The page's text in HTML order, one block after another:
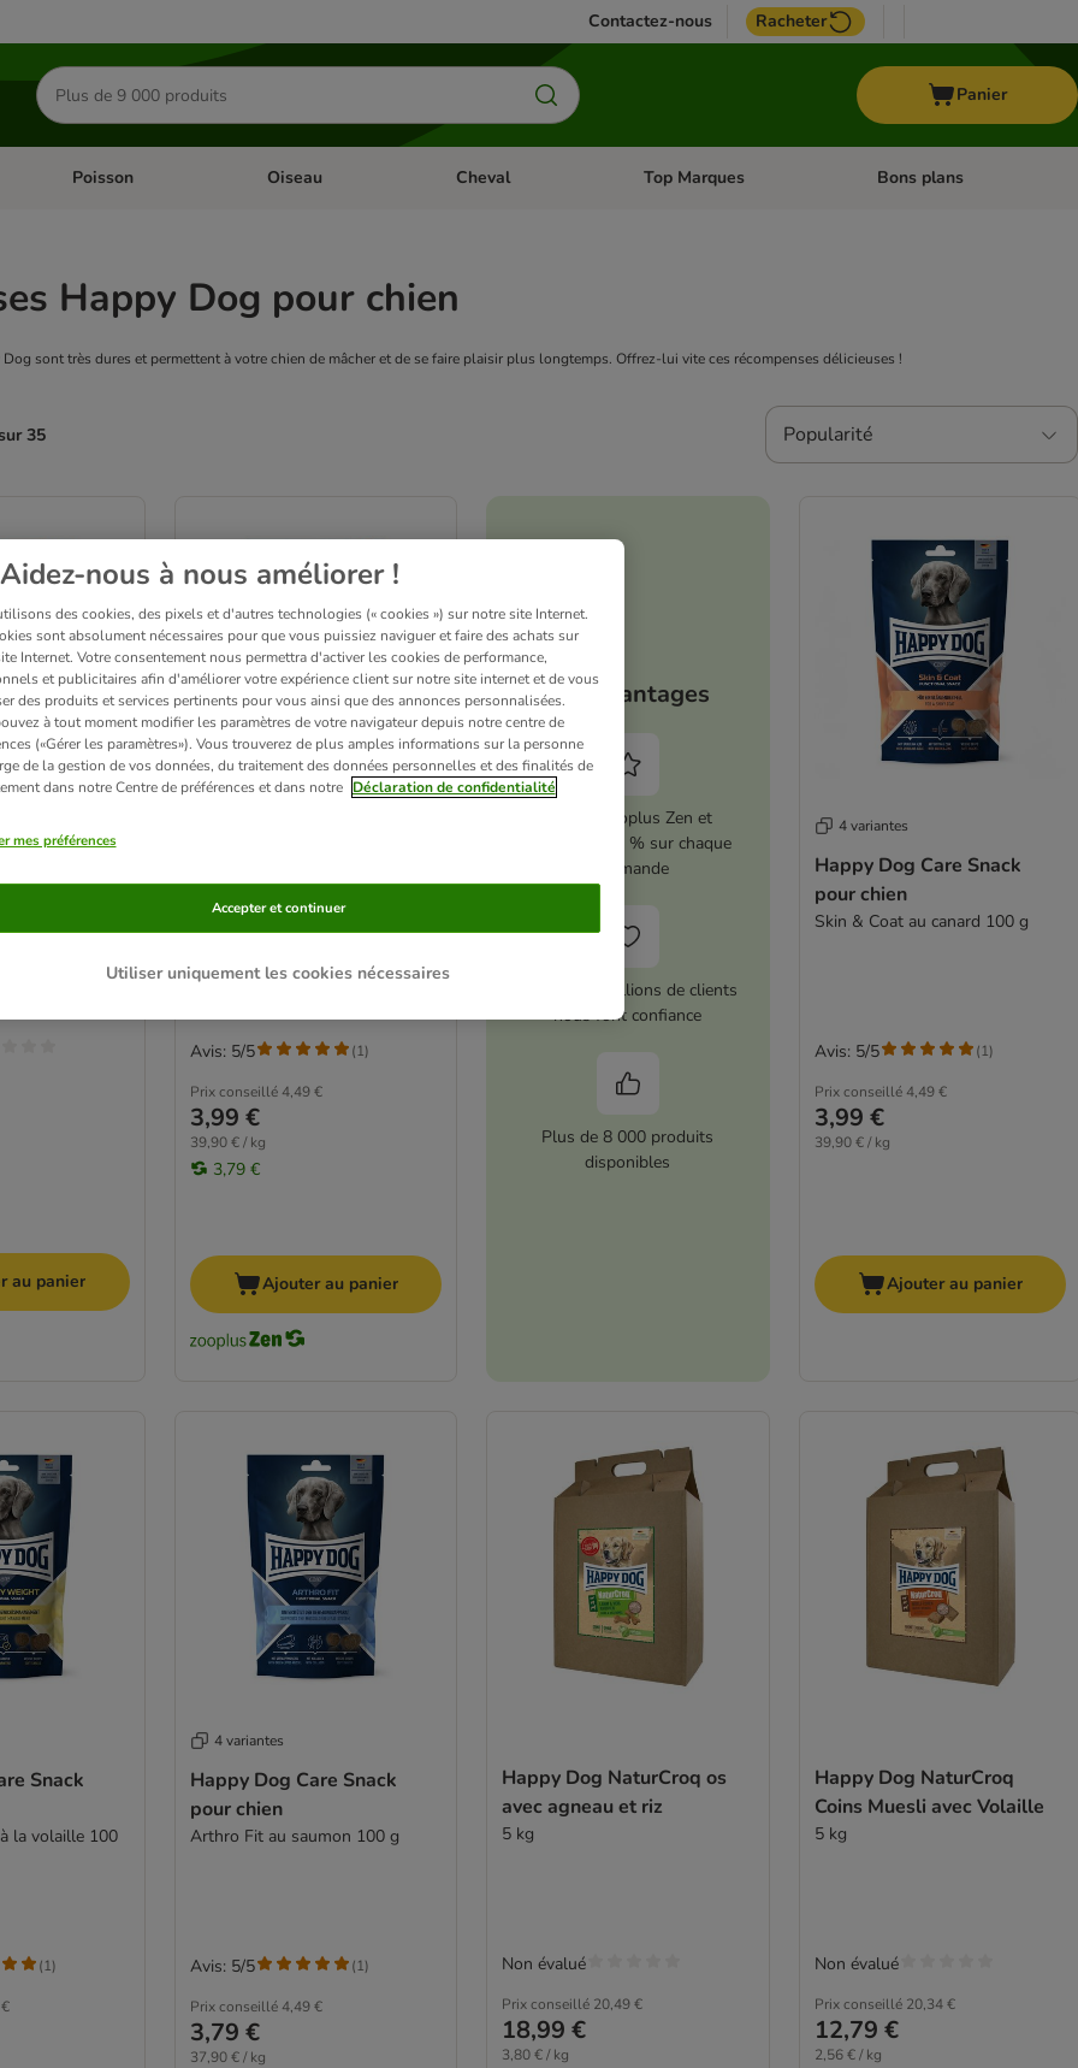
Contactez-nous Racheter
Rechercher
des
produits
Panier
Dérouler les catégories: Rongeur & Co
Poisson Dérouler les catégories: Poisson
Oiseau Dérouler les catégories: Oiseau
Cheval Dérouler les catégories: Cheval
Top Marques Dérouler les catégories: Top
Bons plans
Happy Dog pour chien
sont très dures et permettent à votre chien de mâcher et de se faire plaisir plus longtemps. Offrez-lui vite ces récompenses délicieuses !
35 Popularité
Mini
au panier
Calm & Relax au canard 100 g
Prix conseillé 4,49 €
3,99 €
39,90 € / kg
3,79 €
Avis: 5/5 (1)
Ajouter au panier
Vos avantages
Activez zooplus Zen et
économisez 5 % sur chaque
commande
Plus de 10 millions de clients
nous font confiance
Plus de 8 000 produits
disponibles
4 variantes
Happy Dog Care Snack
pour chien
Skin & Coat au canard 100 g
Prix conseillé 4,49 €
3,99 €
39,90 € / kg
Avis: 5/5 (1)
Ajouter au panier
Snack
la volaille 100
(1)
4 variantes
Happy Dog Care Snack
pour chien
Arthro Fit au saumon 100 g
Prix conseillé 4,49 €
3,79 €
37,90 € / kg
Avis: 5/5 (1)
Happy Dog NaturCroq os
avec agneau et riz
5 kg
Prix conseillé 20,49 €
18,99 €
3,80 € / kg
Non évalué
Happy Dog NaturCroq
Coins Muesli avec Volaille
5 kg
Prix conseillé 20,34 €
12,79 €
2,56 € / kg
Non évalué
Aidez-nous à nous améliorer !
des cookies, des pixels et d'autres technologies (« cookies ») sur notre site Internet.
sont absolument nécessaires pour que vous puissiez naviguer et faire des achats sur
Internet. Votre consentement nous permettra d'activer les cookies de performance,
et publicitaires afin d'améliorer votre expérience client sur notre site internet et de vous
des produits et services pertinents pour vous ainsi que des annonces personnalisées.
à tout moment modifier les paramètres de votre navigateur depuis notre centre de
(«Gérer les paramètres»). Vous trouverez de plus amples informations sur la personne
de la gestion de vos données, du traitement des données personnelles et des finalités de
dans notre Centre de préférences et dans notre Déclaration de confidentialité
mes préférences
Utiliser uniquement les cookies nécessaires
Accepter et continuer